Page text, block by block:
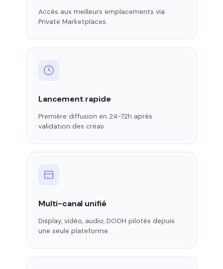
Accès aux meilleurs emplacements via
Private Marketplaces.
Lancement rapide
Première diffusion en 24-72h après
validation des créas.
Multi-canal unifié
Display, vidéo, audio, DOOH pilotés depuis
une seule plateforme.